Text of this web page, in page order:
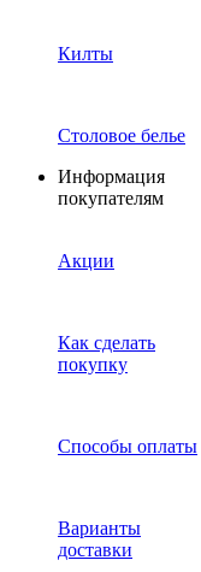
Килты
Столовое белье
Информация
покупателям
Акции
Как сделать
покупку
Способы оплаты
Варианты
доставки